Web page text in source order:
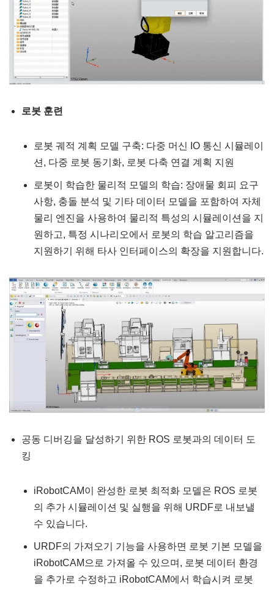
로봇 훈련
로봇 궤적 계획 모델 구축: 다중 머신 IO 통신 시뮬레이
션, 다중 로봇 동기화, 로봇 다축 연결 계획 지원
로봇이 학습한 물리적 모델의 학습: 장애물 회피 요구
사항, 충돌 분석 및 기타 데이터 모델을 포함하여 자체
물리 엔진을 사용하여 물리적 특성의 시뮬레이션을 지
원하고, 특정 시나리오에서 로봇의 학습 알고리즘을
지원하기 위해 타사 인터페이스의 확장을 지원합니다.
공동 디버깅을 달성하기 위한 ROS 로봇과의 데이터 도
킹
iRobotCAM이 완성한 로봇 최적화 모델은 ROS 로봇
의 추가 시뮬레이션 및 실행을 위해 URDF로 내보낼
수 있습니다.
URDF의 가져오기 기능을 사용하면 로봇 기본 모델을
iRobotCAM으로 가져올 수 있으며, 로봇 데이터 환경
을 추가로 수정하고 iRobotCAM에서 학습시켜 로봇